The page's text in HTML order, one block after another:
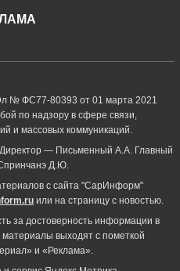
№ ФС77-80393 от 01 марта 2021
по надзору в сфере связи,
и массовых коммуникаций.
— Письменный А.А. Главный
Д.Ю.
с сайта "СарИнформ"
или на страницу с новостью.
за достоверность информации в
выходят с пометкой
и «Реклама».